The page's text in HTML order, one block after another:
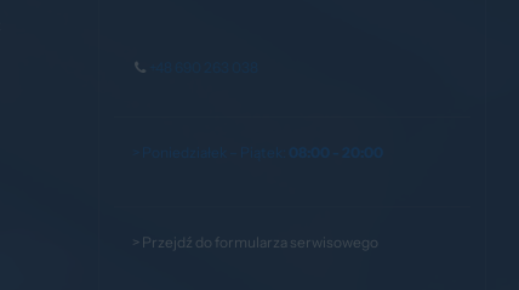
> Poniedziałek – Piątek: 08:00 - 20:00
> Przejdź do formularza serwisowego